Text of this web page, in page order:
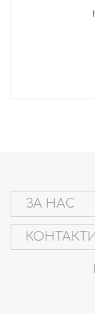
ЗА НАС
КОНТАКТИ